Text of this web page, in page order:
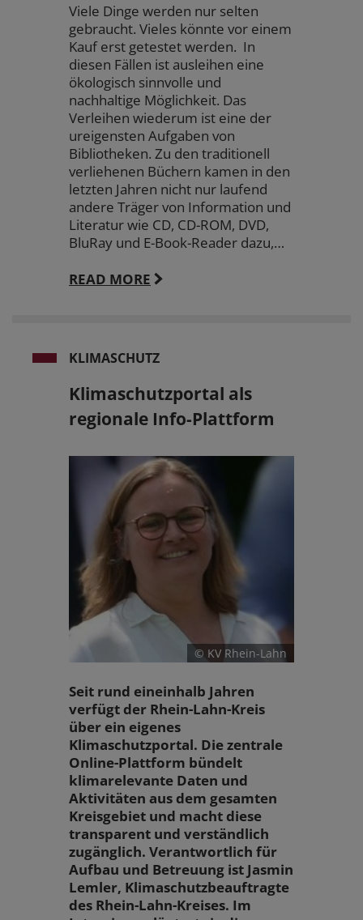
Viele Dinge werden nur selten
gebraucht. Vieles könnte vor einem
Kauf erst getestet werden. In
diesen Fällen ist ausleihen eine
ökologisch sinnvolle und
nachhaltige Möglichkeit. Das
Verleihen wiederum ist eine der
ureigensten Aufgaben von
Bibliotheken. Zu den traditionell
verliehenen Büchern kamen in den
letzten Jahren nicht nur laufend
andere Träger von Information und
Literatur wie CD, CD-ROM, DVD,
BluRay und E-Book-Reader dazu,…
READ MORE
KLIMASCHUTZ
Klimaschutzportal als
regionale Info-Plattform
© KV Rhein-Lahn
Seit rund eineinhalb Jahren
verfügt der Rhein-Lahn-Kreis
über ein eigenes
Klimaschutzportal. Die zentrale
Online-Plattform bündelt
klimarelevante Daten und
Aktivitäten aus dem gesamten
Kreisgebiet und macht diese
transparent und verständlich
zugänglich. Verantwortlich für
Aufbau und Betreuung ist Jasmin
Lemler, Klimaschutzbeauftragte
des Rhein-Lahn-Kreises. Im